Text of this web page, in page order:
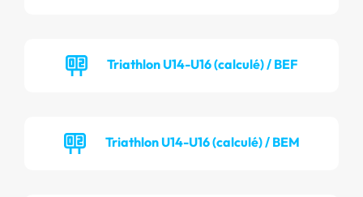
Triathlon U14-U16 (calculé) / BEF
Triathlon U14-U16 (calculé) / BEM